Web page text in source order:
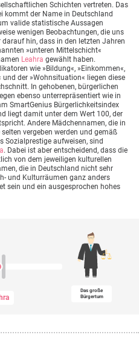
Schichten vertreten. Das
kommt der Name in Deutschland
valide statistische Aussagen
wenigen Beobachtungen, die uns
hin, dass in den letzten Jahren
»unteren Mittelschicht«
Leahra gewählt haben.
wie »Bildung«, »Einkommen«,
der »Wohnsituation« liegen diese
In gehobenen, bürgerlichen
ebenso unterrepräsentiert wie in
SmartGenius Bürgerlichkeitsindex
liegt damit unter dem Wert 100, der
Andere Mädchennamen, die in
vergeben werden und gemäß
Sozialprestige aufweisen, sind
. Dabei ist aber entscheidend, dass die
von dem jeweiligen kulturellen
die in Deutschland nicht sehr
und Kulturräumen ganz anders
sein und ein ausgesprochen hohes
Das große
Bürgertum